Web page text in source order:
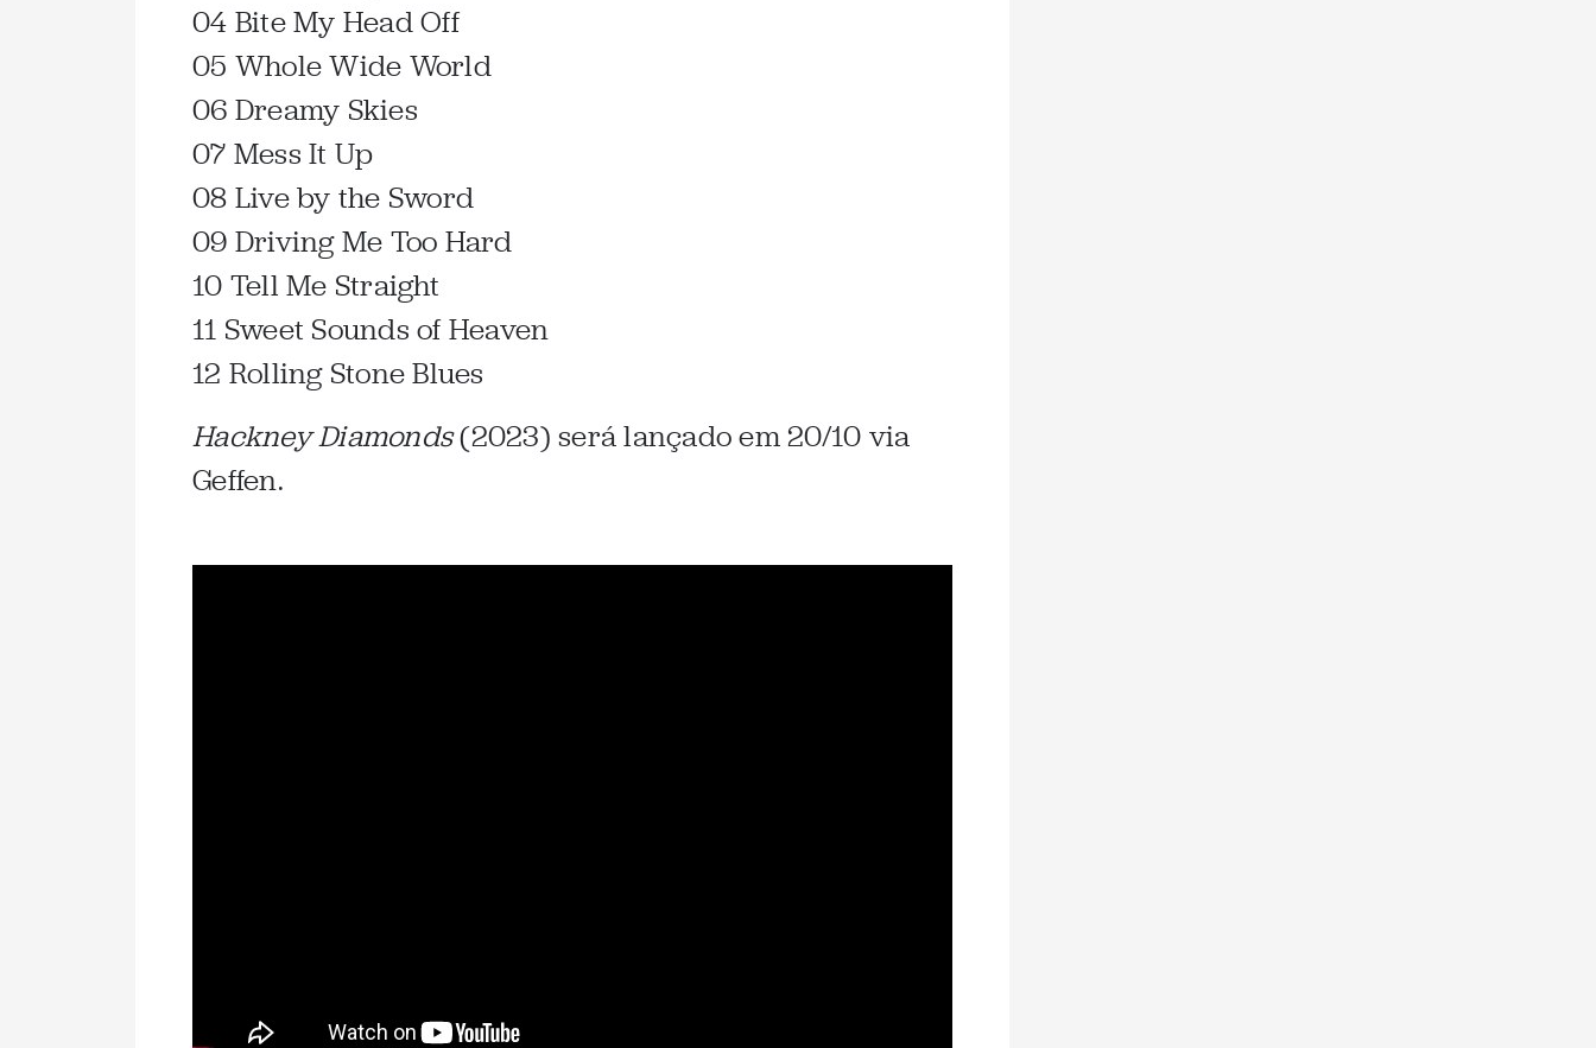
04 Bite My Head Off
05 Whole Wide World
06 Dreamy Skies
07 Mess It Up
08 Live by the Sword
09 Driving Me Too Hard
10 Tell Me Straight
11 Sweet Sounds of Heaven
12 Rolling Stone Blues
Hackney Diamonds(2023) será lançado em 20/10 via
Geffen.